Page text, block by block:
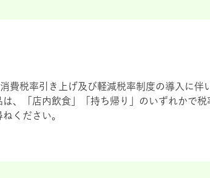
費税率引き上げ及び軽減税率制度の導入に伴
、「店内飲食」「持ち帰り」のいずれかで税
ください。